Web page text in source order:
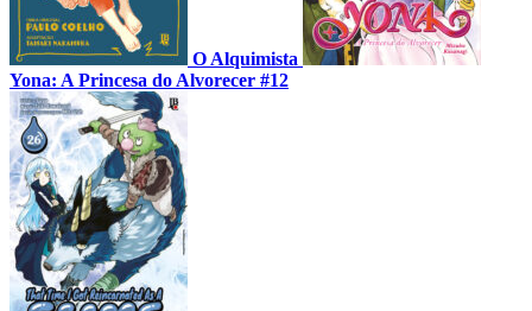
O Alquimista
Yona: A Princesa do Alvorecer #12